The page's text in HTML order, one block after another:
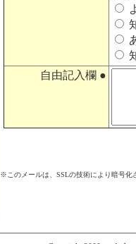
自由記入欄 ●
※このメールは、SSLの技術により暗号化